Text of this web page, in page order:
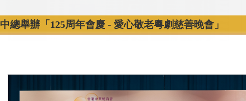
中總舉辦「125周年會慶 - 愛心敬老粵劇慈善晚會」